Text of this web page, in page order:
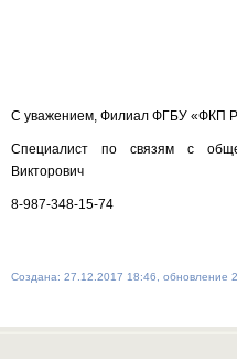
С уважением, Филиал ФГБУ «ФКП
Специалист по связям с
Викторович
8-987-348-15-74
Создана: 27.12.2017 18:46, обновление